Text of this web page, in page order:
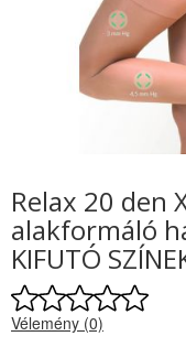
Relax 20 den
alakformáló
KIFUTÓ
Vélemény (0)